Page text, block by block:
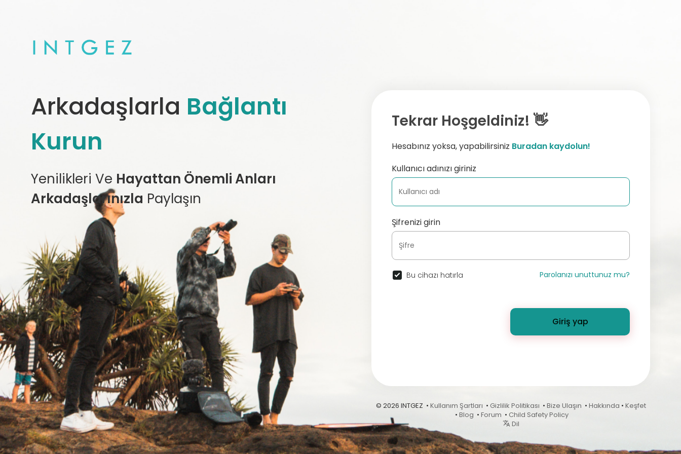
Arkadaşlarla Bağlantı
Kurun
Yenilikleri Ve Hayattan Önemli Anları
Arkadaşlarınızla Paylaşın
Tekrar Hoşgeldiniz! 👋
Hesabınız yoksa, yapabilirsiniz Buradan kaydolun!
Kullanıcı adınızı giriniz
Şifrenizi girin
Bu cihazı hatırla Parolanızı unuttunuz mu?
Giriş yap
© 2026 INTGEZ • Kullanım Şartları • Gizlilik Politikası • Bize Ulaşın • Hakkında • Keşfet
• Blog • Forum • Child Safety Policy
Dil